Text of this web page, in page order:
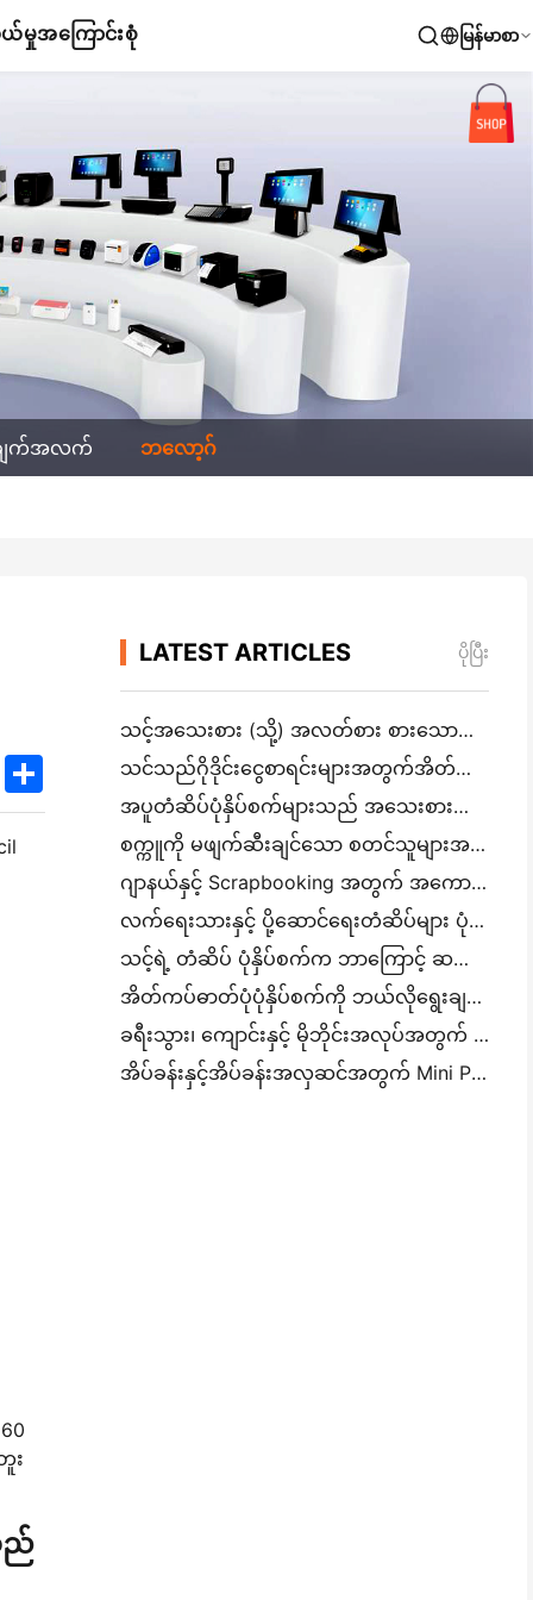
မှုအကြောင်းစုံ မြန်မာစာ
ျက်အလက် ဘလော့ဂ်
TwitterShare
း
ည်
LATEST ARTICLES ပိုပြီး
သင့်အသေးစား (သို့) အလတ်စား စားသောက်ဆိုင်အတွက် မှန်ကန်သော စားသောက်ဆိုင် ဆော့ဝဲလ်ကို ဘယ်လိုရွေ
သင်သည်ဂိုဒိုင်းငွေစာရင်းများအတွက်အိတ်ဆောင် A4 ပုံနှိပ်စက်လိုအပ်သလား? တကယ်တော့ အလုပ်လုပ်တာက ဘာလဲ။
အပူတံဆိပ်ပုံနှိပ်စက်များသည် အသေးစားလုပ်ငန်းထုတ်ကုန်များအတွက် ရေစိုခံတံဆိပ်များကို ထုတ်လုပ
စက္ကူကို မဖျက်ဆီးချင်သော စတင်သူများအတွက် အကောင်းဆုံး ချက်ချင်း ကင်မရာ
ဂျာနယ်နှင့် Scrapbooking အတွက် အကောင်းဆုံး အရောင်တံဆိပ်ထုတ်လုပ်သူ: စာမျက်နှာတိုင်းတွင် အရောင်ပိုထ
လက်ရေးသားနှင့် ပို့ဆောင်ရေးတံဆိပ်များ ပုံနှိပ်ခြင်း: ၂၀၂၆ ခုနှစ်တွင် အသေးစားလုပ်ငန်းများအတွက် အကြံပေးချက်များ
သင့်ရဲ့ တံဆိပ် ပုံနှိပ်စက်က ဘာကြောင့် ဆက်လက် ထိခိုက်နေတာလဲ။
အိတ်ကပ်ဓာတ်ပုံပုံနှိပ်စက်ကို ဘယ်လိုရွေးချယ်ရမည်: ဂျာနယ်၊ ခရီးသွားနှင့် iPhone အသုံးပြုသူများအတွက် အပြည့်အဝ
ခရီးသွား၊ ကျောင်းနှင့် မိုဘိုင်းအလုပ်အတွက် အကောင်းဆုံး မင်မပါသော Portable Printer: Hanin MT620 Pro Review
အိပ်ခန်းနှင့်အိပ်ခန်းအလှဆင်အတွက် Mini Photo Wall Layout စိတ်ကူးများနှင့်အကြံပေးချက်များ